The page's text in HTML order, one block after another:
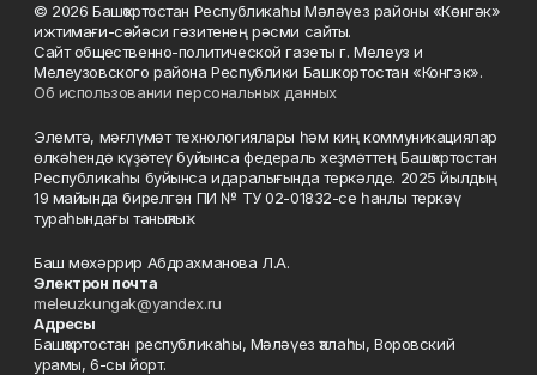
© 2026 Башҡортостан Республикаһы Мәләүез районы «Көнгәк»
ижтимағи-сәйәси гәзитенең рәсми сайты.
Сайт общественно-политической газеты г. Мелеуз и
Мелеузовского района Республики Башкортостан «Конгэк».
Об использовании персональных данных
Элемтә, мәғлүмәт технологиялары һәм киң коммуникациялар
өлкәһендә күҙәтеү буйынса федераль хеҙмәттең Башҡортостан
Республикаһы буйынса идаралығында теркәлде. 2025 йылдың
19 майында бирелгән ПИ № ТУ 02-01832-се һанлы теркәү
тураһындағы таныҡлыҡ.
Баш мөхәррир Абдрахманова Л.А.
Электрон почта
meleuzkungak@yandex.ru
Адресы
Башҡортостан республикаһы, Мәләүез ҡалаһы, Воровский
урамы, 6-сы йорт.